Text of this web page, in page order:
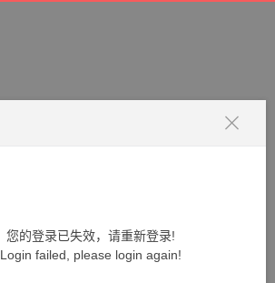
您的登录已失效，请重新登录!
Login failed, please login again!